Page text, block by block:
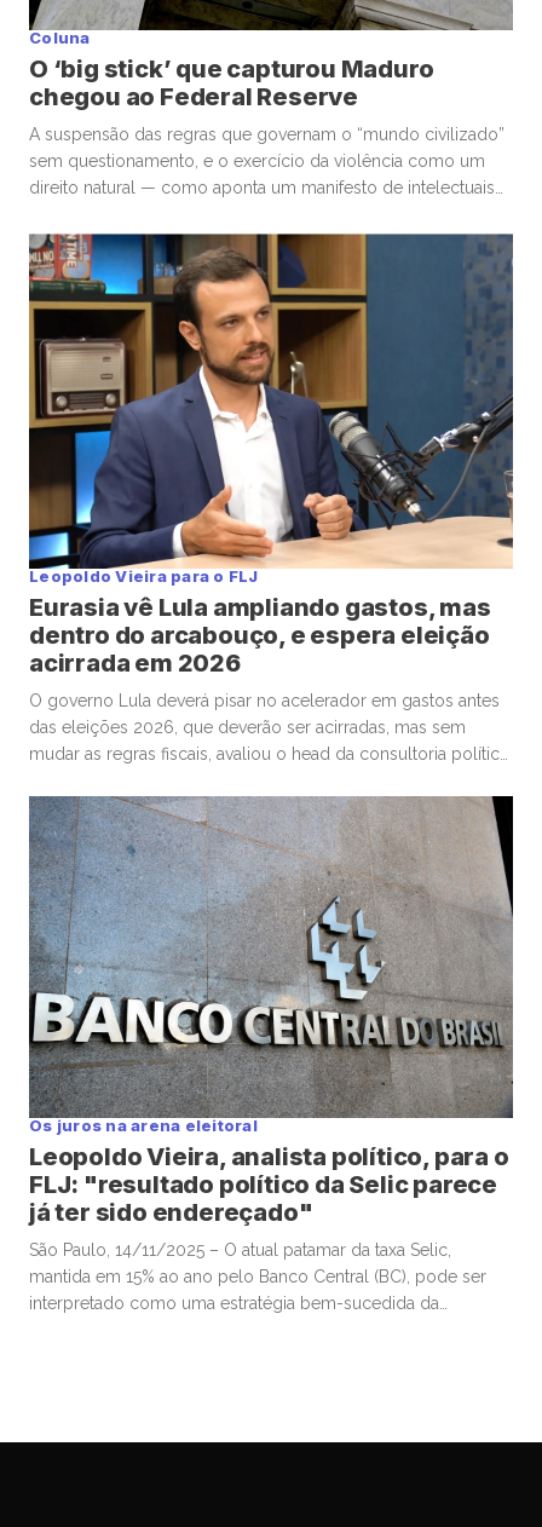
Coluna
O ‘big stick’ que capturou Maduro
chegou ao Federal Reserve
A suspensão das regras que governam o “mundo civilizado”
sem questionamento, e o exercício da violência como um
direito natural — como aponta um manifesto de intelectuais
— deixaram a dimensão geopolítica e bateram à porta do
Federal Reserve (Fed). Seu presidente, Jerome Powell,
recebeu intimações […]
Leopoldo Vieira para o FLJ
Eurasia vê Lula ampliando gastos, mas
dentro do arcabouço, e espera eleição
acirrada em 2026
O governo Lula deverá pisar no acelerador em gastos antes
das eleições 2026, que deverão ser acirradas, mas sem
mudar as regras fiscais, avaliou o head da consultoria política
político e colunista do Faria Lima Journal, Leopoldo Vieira.
Na conversa, o diretor da Eurasia fez […]
Os juros na arena eleitoral
Leopoldo Vieira, analista político, para o
FLJ: "resultado político da Selic parece
já ter sido endereçado"
São Paulo, 14/11/2025 – O atual patamar da taxa Selic,
mantida em 15% ao ano pelo Banco Central (BC), pode ser
interpretado como uma estratégia bem-sucedida da